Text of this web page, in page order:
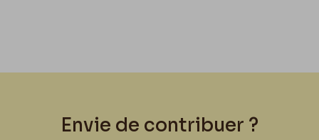
Envie de contribuer ?